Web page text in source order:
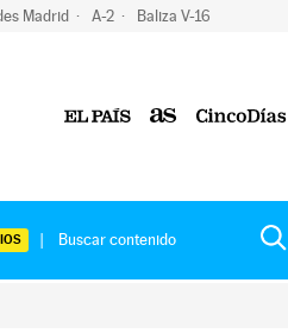
Madrid A-2 Baliza V-16